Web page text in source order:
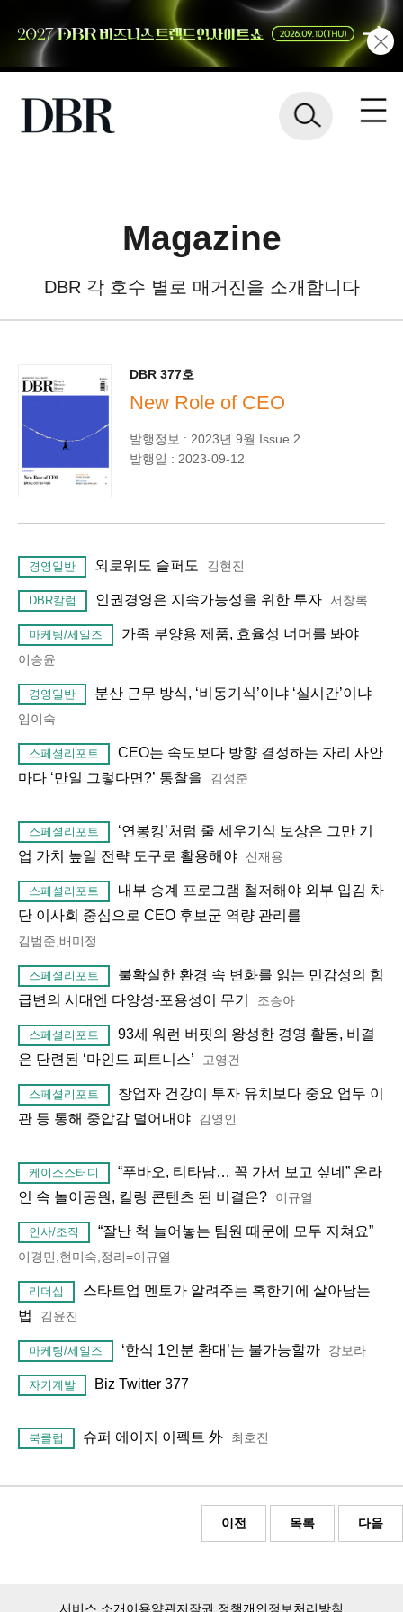
Magazine
DBR 각 호수 별로 매거진을 소개합니다
DBR 377호
New Role of CEO
발행정보 : 2023년 9월 Issue 2
발행일 : 2023-09-12
경영일반 외로워도 슬퍼도 김현진
DBR칼럼 인권경영은 지속가능성을 위한 투자 서창록
마케팅/세일즈 가족 부양용 제품, 효율성 너머를 봐야
이승윤
경영일반 분산 근무 방식, ‘비동기식’이냐 ‘실시간’이냐
임이숙
스페셜리포트
CEO는 속도보다 방향 결정하는 자리 사안
마다 ‘만일 그렇다면?’ 통찰을
김성준
스페셜리포트
‘연봉킹’처럼 줄 세우기식 보상은 그만 기
업 가치 높일 전략 도구로 활용해야
신재용
스페셜리포트
내부 승계 프로그램 철저해야 외부 입김 차
단 이사회 중심으로 CEO 후보군 역량 관리를
김범준,배미정
스페셜리포트
불확실한 환경 속 변화를 읽는 민감성의 힘
급변의 시대엔 다양성-포용성이 무기
조승아
스페셜리포트
93세 워런 버핏의 왕성한 경영 활동, 비결
은 단련된 ‘마인드 피트니스’
고영건
스페셜리포트
창업자 건강이 투자 유치보다 중요 업무 이
관 등 통해 중압감 덜어내야
김영인
케이스스터디
“푸바오, 티타남… 꼭 가서 보고 싶네” 온라
인 속 놀이공원, 킬링 콘텐츠 된 비결은?
이규열
인사/조직 “잘난 척 늘어놓는 팀원 때문에 모두 지쳐요”
이경민,현미숙,정리=이규열
리더십
스타트업 멘토가 알려주는 혹한기에 살아남는
법
김윤진
마케팅/세일즈 ‘한식 1인분 환대’는 불가능할까 강보라
자기계발 Biz Twitter 377
북클럽 슈퍼 에이지 이펙트 外 최호진
이전 목록 다음
서비스 소개이용약관저작권 정책개인정보처리방침